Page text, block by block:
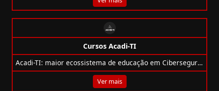
Cursos Acadi-TI
Acadi-TI: maior ecossistema de educação em Cibersegurança da América Latina, com cursos, consultorias e certificações reconhecidas.
Ver mais